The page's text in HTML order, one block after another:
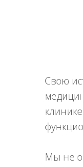
Свою
Мы не